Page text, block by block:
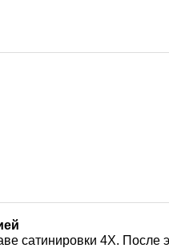
сатинировки 4Х. После